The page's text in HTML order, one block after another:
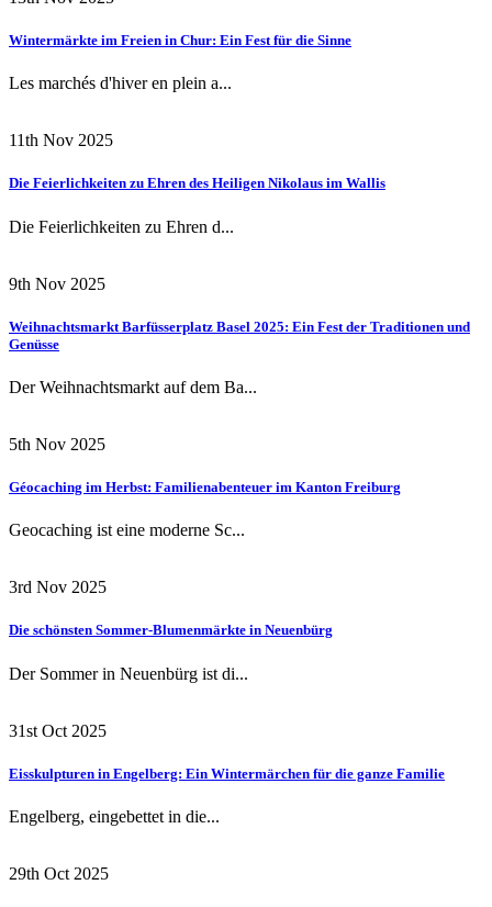
Wintermärkte im Freien in Chur: Ein Fest für die Sinne
Les marchés d'hiver en plein a...
11th Nov 2025
Die Feierlichkeiten zu Ehren des Heiligen Nikolaus im Wallis
Die Feierlichkeiten zu Ehren d...
9th Nov 2025
Weihnachtsmarkt Barfüsserplatz Basel 2025: Ein Fest der Traditionen und
Genüsse
Der Weihnachtsmarkt auf dem Ba...
5th Nov 2025
Géocaching im Herbst: Familienabenteuer im Kanton Freiburg
Geocaching ist eine moderne Sc...
3rd Nov 2025
Die schönsten Sommer-Blumenmärkte in Neuenbürg
Der Sommer in Neuenbürg ist di...
31st Oct 2025
Eisskulpturen in Engelberg: Ein Wintermärchen für die ganze Familie
Engelberg, eingebettet in die...
29th Oct 2025